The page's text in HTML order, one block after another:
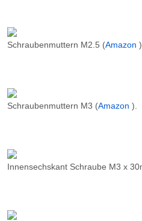
Schraubenmuttern M2.5 (Amazon
Schraubenmuttern M3 (Amazon ).
Innensechskant Schraube M3 x